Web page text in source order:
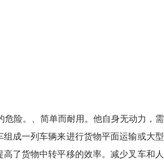
险。、简单而耐用。他自身无动力，
成一列车辆来进行货物平面运输或大
了货物中转平移的效率。减少叉车和